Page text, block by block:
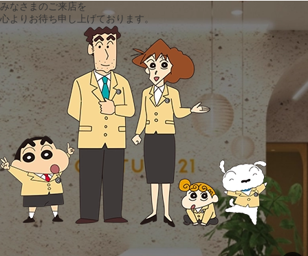
みなさまのご来店を
心よりお待ち申し上げております。